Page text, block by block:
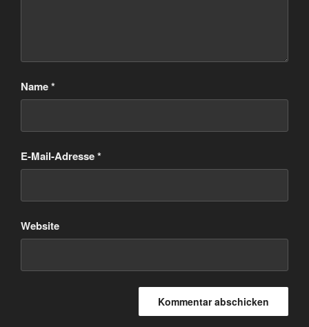
Name*
E-Mail-Adresse*
Website